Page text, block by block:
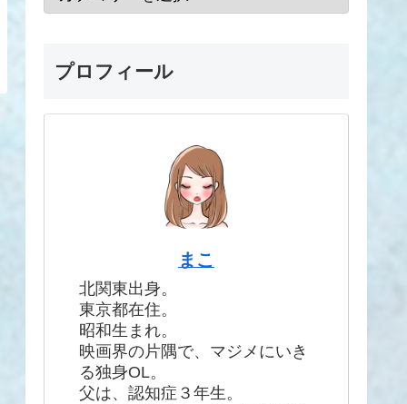
プロフィール
まこ
北関東出身。
東京都在住。
昭和生まれ。
映画界の片隅で、マジメにいき
る独身OL。
父は、認知症３年生。